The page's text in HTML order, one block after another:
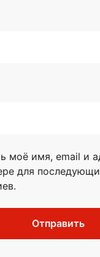
моё имя, email и
для